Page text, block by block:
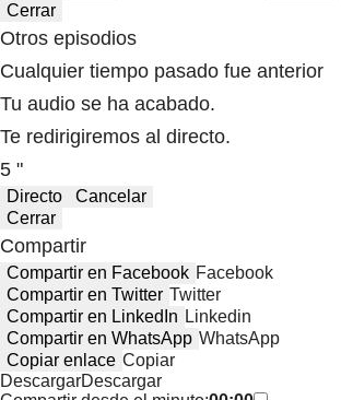
Cerrar
Otros episodios
Cualquier tiempo pasado fue anterior
Tu audio se ha acabado.
Te redirigiremos al directo.
5 "
Directo
Cancelar
Cerrar
Compartir
Compartir en Facebook Facebook
Compartir en Twitter Twitter
Compartir en LinkedIn Linkedin
Compartir en WhatsApp WhatsApp
Copiar enlace Copiar
DescargarDescargar